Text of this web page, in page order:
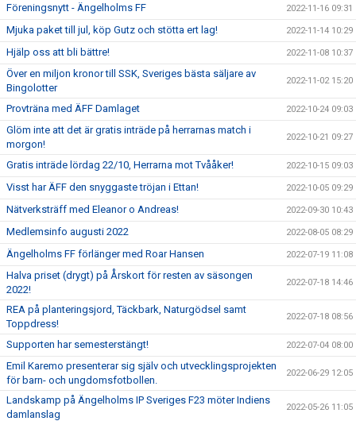
Föreningsnytt - Ängelholms FF 2022-11-16 09:31
Mjuka paket till jul, köp Gutz och stötta ert lag! 2022-11-14 10:29
Hjälp oss att bli bättre! 2022-11-08 10:37
Över en miljon kronor till SSK, Sveriges bästa säljare av
Bingolotter
2022-11-02 15:20
Provträna med ÄFF Damlaget 2022-10-24 09:03
Glöm inte att det är gratis inträde på herrarnas match i
morgon!
2022-10-21 09:27
Gratis inträde lördag 22/10, Herrarna mot Tvååker! 2022-10-15 09:03
Visst har ÄFF den snyggaste tröjan i Ettan! 2022-10-05 09:29
Nätverksträff med Eleanor o Andreas! 2022-09-30 10:43
Medlemsinfo augusti 2022 2022-08-05 08:29
Ängelholms FF förlänger med Roar Hansen 2022-07-19 11:08
Halva priset (drygt) på Årskort för resten av säsongen
2022!
2022-07-18 14:46
REA på planteringsjord, Täckbark, Naturgödsel samt
Toppdress!
2022-07-18 08:56
Supporten har semesterstängt! 2022-07-04 08:00
Emil Karemo presenterar sig själv och utvecklingsprojekten
för barn- och ungdomsfotbollen.
2022-06-29 12:05
Landskamp på Ängelholms IP Sveriges F23 möter Indiens
damlanslag
2022-05-26 11:05